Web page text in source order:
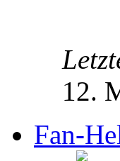
12.
Fan-